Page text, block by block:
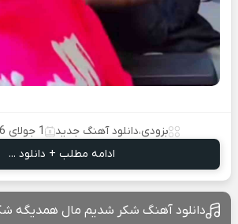
بزودی،دانلود آهنگ جدید 1 جولای 2026
ادامه مطلب + دانلود ...
دانلود آهنگ شکر شدیم مال همدیگه